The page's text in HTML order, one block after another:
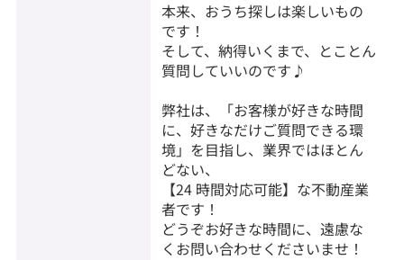
本来、おうち探しは楽しいもの
です！
そして、納得いくまで、とことん
質問していいのです♪
弊社は、「お客様が好きな時間
に、好きなだけご質問できる環
境」を目指し、業界ではほとん
どない、
【24 時間対応可能】な不動産業
者です！
どうぞお好きな時間に、遠慮な
くお問い合わせくださいませ！